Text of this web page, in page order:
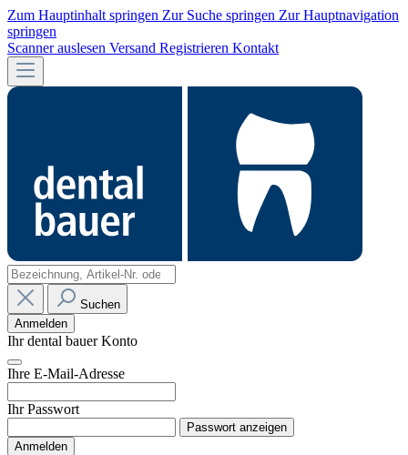
Zum Hauptinhalt springen Zur Suche springen Zur Hauptnavigation
springen
Scanner auslesen Versand Registrieren Kontakt
Suchen
Anmelden
Ihr dental bauer Konto
Ihre E-Mail-Adresse
Ihr Passwort
Passwort anzeigen
Anmelden